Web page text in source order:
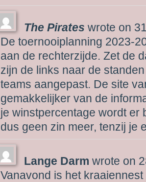
The Pirates wrote on
De toernooiplanning 2023-
aan de rechterzijde. Zet de
zijn de links naar de
teams aangepast. De site
gemakkelijker van de
je winstpercentage wordt er
dus geen zin meer, tenzij je
Lange Darmwrote on
Vanavond is het